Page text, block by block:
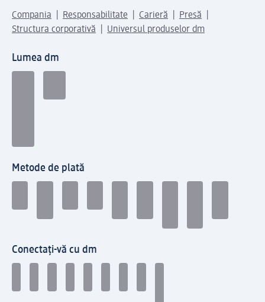
Compania Responsabilitate Carieră
Presă
Structura corporativă
Universul produselor dm
Lumea dm
Metode de plată
Conectați-vă cu dm